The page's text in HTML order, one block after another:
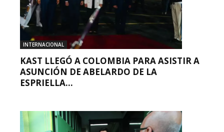
INTERNACIONAL
KAST LLEGÓ A COLOMBIA PARA ASISTIR A
ASUNCIÓN DE ABELARDO DE LA
ESPRIELLA...